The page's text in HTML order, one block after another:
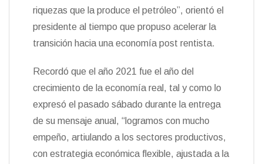
riquezas que la produce el petróleo”, orientó el
presidente al tiempo que propuso acelerar la
transición hacia una economía post rentista.
Recordó que el año 2021 fue el año del
crecimiento de la economía real, tal y como lo
expresó el pasado sábado durante la entrega
de su mensaje anual, “logramos con mucho
empeño, artiulando a los sectores productivos,
con estrategia económica flexible, ajustada a la